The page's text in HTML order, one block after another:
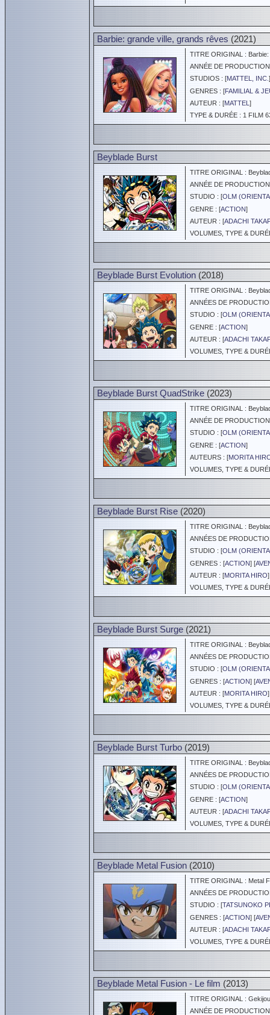
Barbie: grande ville, grands rêves (2021)
TITRE ORIGINAL :
ANNÉE DE
STUDIOS : [MATTEL, INC.
GENRES : [FAMILIAL &
AUTEUR : [MATTEL ]
TYPE & DURÉE : 1 FILM
Beyblade Burst
TITRE ORIGINAL :
ANNÉE DE
STUDIO : [OLM
GENRE : [ACTION]
AUTEUR : [ADACHI
VOLUMES, TYPE &
Beyblade Burst Evolution (2018)
TITRE ORIGINAL :
ANNÉES DE
STUDIO : [OLM
GENRE : [ACTION]
AUTEUR : [ADACHI
VOLUMES, TYPE &
Beyblade Burst QuadStrike (2023)
TITRE ORIGINAL :
ANNÉE DE
STUDIO : [OLM
GENRE : [ACTION]
AUTEURS : [MORITA
VOLUMES, TYPE &
Beyblade Burst Rise (2020)
TITRE ORIGINAL :
ANNÉES DE
STUDIO : [OLM
GENRES : [ACTION] [
AUTEUR : [MORITA HIRO]
VOLUMES, TYPE &
Beyblade Burst Surge (2021)
TITRE ORIGINAL :
ANNÉES DE
STUDIO : [OLM
GENRES : [ACTION] [
AUTEUR : [MORITA HIRO]
VOLUMES, TYPE &
Beyblade Burst Turbo (2019)
TITRE ORIGINAL :
ANNÉES DE
STUDIO : [OLM
GENRE : [ACTION]
AUTEUR : [ADACHI
VOLUMES, TYPE &
Beyblade Metal Fusion (2010)
TITRE ORIGINAL : Metal
ANNÉES DE
STUDIO : [TATSUNOKO
GENRES : [ACTION] [
AUTEUR : [ADACHI
VOLUMES, TYPE &
Beyblade Metal Fusion - Le film (2013)
TITRE ORIGINAL :
ANNÉE DE